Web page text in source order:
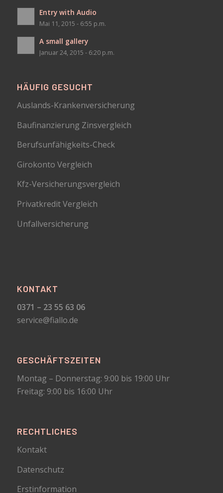
Entry with Audio
Mai 11, 2015 - 6:55 p.m.
A small gallery
Januar 24, 2015 - 6:20 p.m.
HÄUFIG GESUCHT
Auslands-Krankenversicherung
Baufinanzierung Zinsvergleich
Berufsunfähigkeits-Check
Girokonto Vergleich
Kfz-Versicherungsvergleich
Privatkredit Vergleich
Unfallversicherung
KONTAKT
0371 – 23 55 63 06
service@fiallo.de
GESCHÄFTSZEITEN
Montag – Donnerstag: 9:00 bis 19:00 Uhr
Freitag: 9:00 bis 16:00 Uhr
RECHTLICHES
Kontakt
Datenschutz
Erstinformation